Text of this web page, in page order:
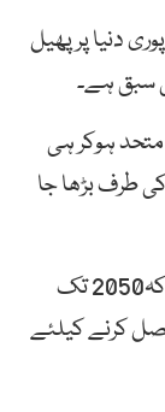
دنیا پر پھیل
سبق ہے۔
متحد ہوکر ہی
طرف بڑھا جا
سال2021 کیلئے اقوام متحدہ کو عزم یہ ہے کہ2050 تک
کرنے کیلئے